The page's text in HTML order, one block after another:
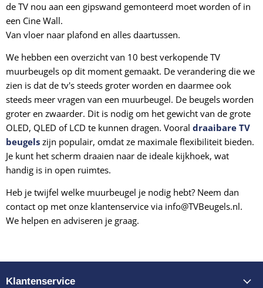
de TV nou aan een gipswand gemonteerd moet worden of in
een Cine Wall.
Van vloer naar plafond en alles daartussen.
We hebben een overzicht van 10 best verkopende TV
muurbeugels op dit moment gemaakt. De verandering die we
zien is dat de tv's steeds groter worden en daarmee ook
steeds meer vragen van een muurbeugel. De beugels worden
groter en zwaarder. Dit is nodig om het gewicht van de grote
OLED, QLED of LCD te kunnen dragen. Vooral draaibare TV
beugels zijn populair, omdat ze maximale flexibiliteit bieden.
Je kunt het scherm draaien naar de ideale kijkhoek, wat
handig is in open ruimtes.
Heb je twijfel welke muurbeugel je nodig hebt? Neem dan
contact op met onze klantenservice via info@TVBeugels.nl.
We helpen en adviseren je graag.
Klantenservice